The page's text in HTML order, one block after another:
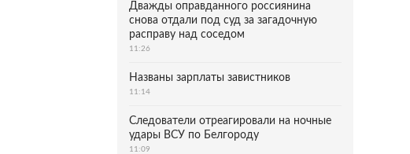
Дважды оправданного россиянина
снова отдали под суд за загадочную
расправу над соседом
11:26
Названы зарплаты завистников
11:14
Следователи отреагировали на ночные
удары ВСУ по Белгороду
11:09